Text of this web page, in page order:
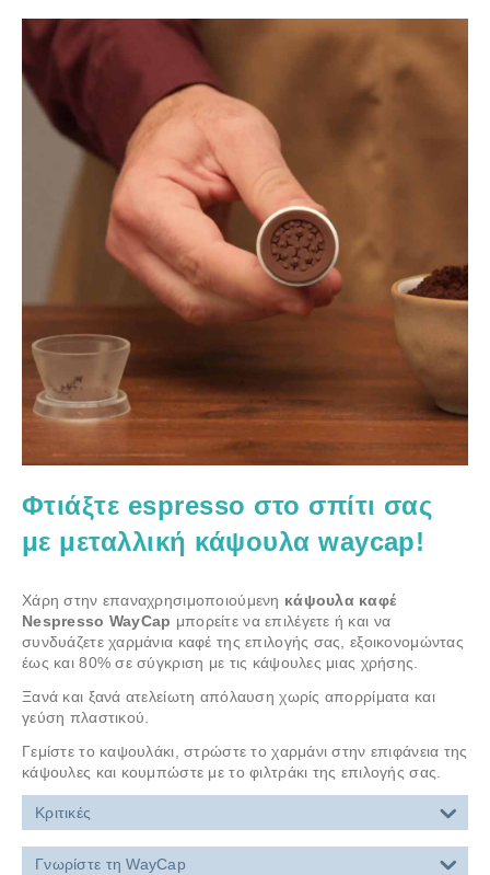
Φτιάξτε espresso στο σπίτι σας
με μεταλλική κάψουλα waycap!
Χάρη στην επαναχρησιμοποιούμενη κάψουλα καφέ
Nespresso WayCap μπορείτε να επιλέγετε ή και να
συνδυάζετε χαρμάνια καφέ της επιλογής σας, εξοικονομώντας
έως και 80% σε σύγκριση με τις κάψουλες μιας χρήσης.
Ξανά και ξανά ατελείωτη απόλαυση χωρίς απορρίματα και
γεύση πλαστικού.
Γεμίστε το καψουλάκι, στρώστε το χαρμάνι στην επιφάνεια της
κάψουλες και κουμπώστε με το φιλτράκι της επιλογής σας.
Κριτικές
Γνωρίστε τη WayCap